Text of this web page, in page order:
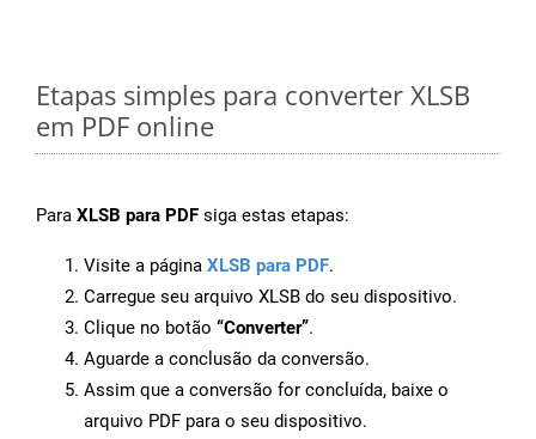
Etapas simples para converter XLSB
em PDF online
Para XLSB para PDF siga estas etapas:
Visite a página XLSB para PDF.
Carregue seu arquivo XLSB do seu dispositivo.
Clique no botão “Converter”.
Aguarde a conclusão da conversão.
Assim que a conversão for concluída, baixe o
arquivo PDF para o seu dispositivo.